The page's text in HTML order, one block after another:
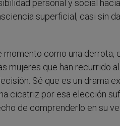
personal y social
superficial, casi sin
como una
mujeres que han recurrido
Sé que es un drama
cicatriz por esa elección
de comprenderlo en su